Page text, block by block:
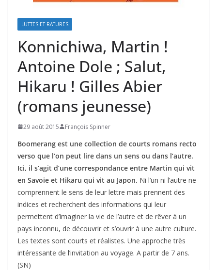
LUTTES-ET-RATURES
Konnichiwa, Martin !
Antoine Dole ; Salut,
Hikaru ! Gilles Abier
(romans jeunesse)
29 août 2015 François Spinner
Boomerang est une collection de courts romans recto
verso que l’on peut lire dans un sens ou dans l’autre.
Ici, il s’agit d’une correspondance entre Martin qui vit
en Savoie et Hikaru qui vit au Japon. Ni l’un ni l’autre ne
comprennent le sens de leur lettre mais prennent des
indices et recherchent des informations qui leur
permettent d’imaginer la vie de l’autre et de rêver à un
pays inconnu, de découvrir et s’ouvrir à une autre culture.
Les textes sont courts et réalistes. Une approche très
intéressante de l’invitation au voyage. A partir de 7 ans.
(SN)